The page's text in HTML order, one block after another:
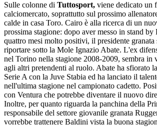
Sulle colonne di Tuttosport, viene dedicato un
calciomercato, soprattutto sul prossimo
calde in casa Toro. Cairo è alla ricerca di un
prossima stagione: dopo aver messo in stand
quattro mesi molto positivi, il presidente granata
riportare sotto la Mole Ignazio Abate. L'ex
nel Torino nella stagione 2008-2009, sembra in
agli altri pretendenti al ruolo. Abate ha sfiorato
Serie A con la Juve Stabia ed ha lanciato il
nell'ultima stagione nel campionato cadetto.
con Ventura che potrebbe diventare il nuovo
Inoltre, per quanto riguarda la panchina della
responsabile del settore giovanile granata
vorrebbe trattenere Baldini vista la buona